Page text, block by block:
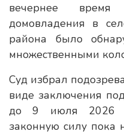
вечернее
домовладения в
района было
множественными
Суд избрал
виде заключения
до 9 июля 2026
законную силу пока